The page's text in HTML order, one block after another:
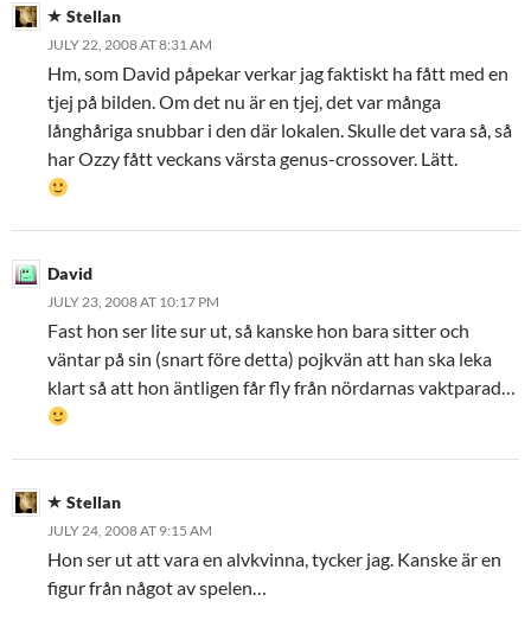
Stellan
JULY 22, 2008 AT 8:31 AM
Hm, som David påpekar verkar jag faktiskt ha fått med en
tjej på bilden. Om det nu är en tjej, det var många
långhåriga snubbar i den där lokalen. Skulle det vara så, så
har Ozzy fått veckans värsta genus-crossover. Lätt.
David
JULY 23, 2008 AT 10:17 PM
Fast hon ser lite sur ut, så kanske hon bara sitter och
väntar på sin (snart före detta) pojkvän att han ska leka
klart så att hon äntligen får fly från nördarnas vaktparad…
Stellan
JULY 24, 2008 AT 9:15 AM
Hon ser ut att vara en alvkvinna, tycker jag. Kanske är en
figur från något av spelen…